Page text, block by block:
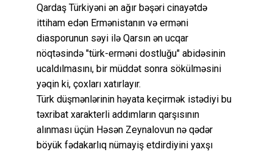
Qardaş Türkiyəni ən ağır bəşəri cinayətdə
ittiham edən Ermənistanın və erməni
diasporunun səyi ilə Qarsın ən ucqar
nöqtəsində "türk-erməni dostluğu" abidəsinin
ucaldılmasını, bir müddət sonra sökülməsini
yəqin ki, çoxları xatırlayır.
Türk düşmənlərinin həyata keçirmək istədiyi bu
təxribat xarakterli addımların qarşısının
alınması üçün Həsən Zeynalovun nə qədər
böyük fədakarlıq nümayiş etdirdiyini yaxşı